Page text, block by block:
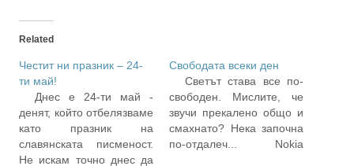
Related
Честит ни празник – 24-
ти май!
Днес е 24-ти май -
денят, който отбелязваме
като празник на
славянската писменост.
Не искам точно днес да
Свободата всеки ден
Светът става все по-
свободен. Мислите, че
звучи прекалено общо и
смахнато? Нека започна
по-отдалеч... Nokia